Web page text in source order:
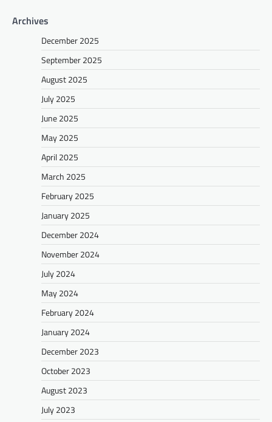
Archives
December 2025
September 2025
August 2025
July 2025
June 2025
May 2025
April 2025
March 2025
February 2025
January 2025
December 2024
November 2024
July 2024
May 2024
February 2024
January 2024
December 2023
October 2023
August 2023
July 2023